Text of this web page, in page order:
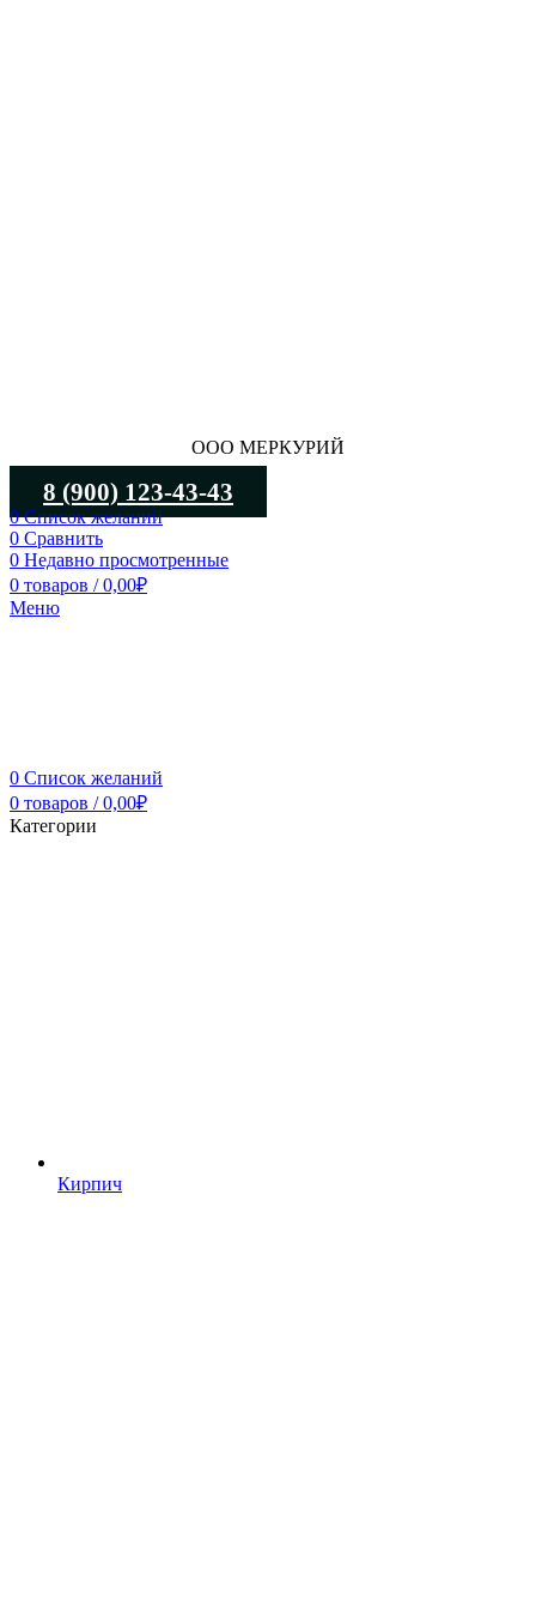
ООО МЕРКУРИЙ
8 (900) 123-43-43
0Список желаний
0 Сравнить
0 Недавно просмотренные
0 товаров / 0,00₽
Меню
0 Список желаний
0 товаров / 0,00₽
Категории
Кирпич